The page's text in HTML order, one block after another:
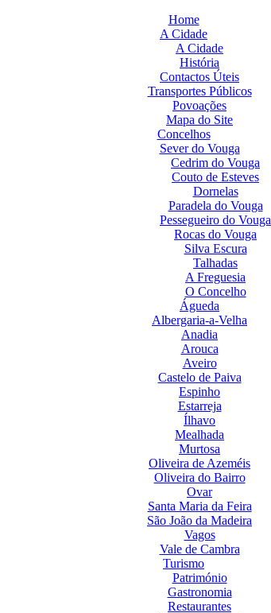
Home
A Cidade
A Cidade
História
Contactos Úteis
Transportes Públicos
Povoações
Mapa do Site
Concelhos
Sever do Vouga
Cedrim do Vouga
Couto de Esteves
Dornelas
Paradela do Vouga
Pessegueiro do Vouga
Rocas do Vouga
Silva Escura
Talhadas
A Freguesia
O Concelho
Águeda
Albergaria-a-Velha
Anadia
Arouca
Aveiro
Castelo de Paiva
Espinho
Estarreja
Ílhavo
Mealhada
Murtosa
Oliveira de Azeméis
Oliveira do Bairro
Ovar
Santa Maria da Feira
São João da Madeira
Vagos
Vale de Cambra
Turismo
Património
Gastronomia
Restaurantes